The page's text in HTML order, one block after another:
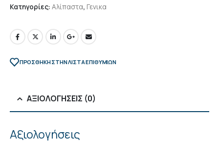
Κατηγορίες: Αλίπαστα, Γενικα
ΠΡΌΣΘΉΚΗ ΣΤΗΝ ΛΊΣΤΑ ΕΠΙΘΥΜΙΏΝ
ΑΞΙΟΛΟΓΉΣΕΙΣ (0)
Αξιολογήσεις